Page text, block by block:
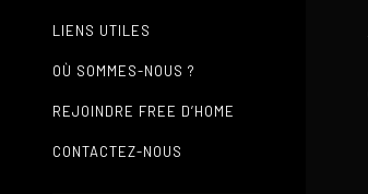
LIENS UTILES
OÙ SOMMES-NOUS ?
REJOINDRE FREE D’HOME
CONTACTEZ-NOUS